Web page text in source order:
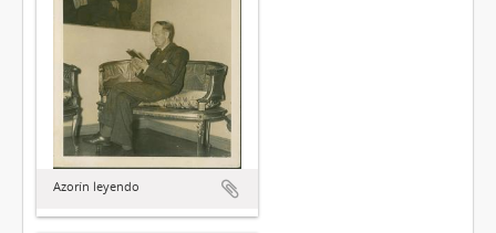
Azorín leyendo